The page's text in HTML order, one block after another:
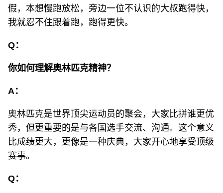
假，本想慢跑放松，旁边一位不认识的大叔跑得快，
我就忍不住跟着跑，跑得更快。
Q：
你如何理解奥林匹克精神？
A：
奥林匹克是世界顶尖运动员的聚会，大家比拼谁更优
秀，但更重要的是与各国选手交流、沟通。这个意义
比成绩更大，更像是一种庆典，大家开心地享受顶级
赛事。
Q：